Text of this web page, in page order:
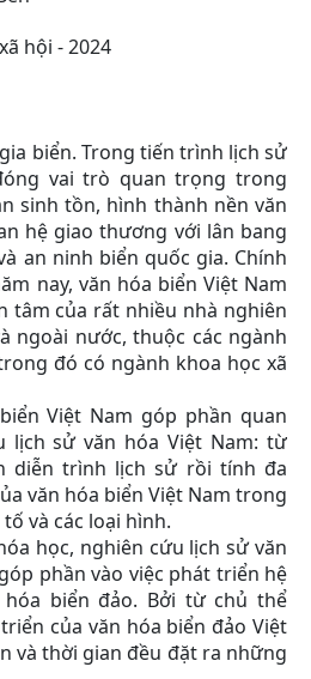
hội - 2024
biển. Trong tiến trình lịch sử
vai trò quan trọng trong
sinh tồn, hình thành nền văn
hệ giao thương với lân bang
an ninh biển quốc gia. Chính
nay, văn hóa biển Việt Nam
tâm của rất nhiều nhà nghiên
ngoài nước, thuộc các ngành
đó có ngành khoa học xã
Việt Nam góp phần quan
lịch sử văn hóa Việt Nam: từ
diễn trình lịch sử rồi tính đa
văn hóa biển Việt Nam trong
và các loại hình.
học, nghiên cứu lịch sử văn
phần vào việc phát triển hệ
biển đảo. Bởi từ chủ thể
của văn hóa biển đảo Việt
và thời gian đều đặt ra những